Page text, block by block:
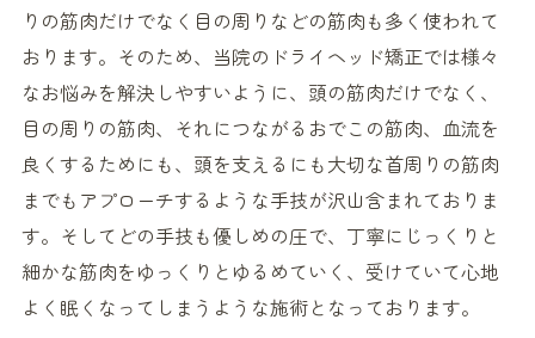
りの筋肉だけでなく目の周りなどの筋肉も多く使われて
おります。そのため、当院のドライヘッド矯正では様々
なお悩みを解決しやすいように、頭の筋肉だけでなく、
目の周りの筋肉、それにつながるおでこの筋肉、血流を
良くするためにも、頭を支えるにも大切な首周りの筋肉
までもアプローチするような手技が沢山含まれておりま
す。そしてどの手技も優しめの圧で、丁寧にじっくりと
細かな筋肉をゆっくりとゆるめていく、受けていて心地
よく眠くなってしまうような施術となっております。